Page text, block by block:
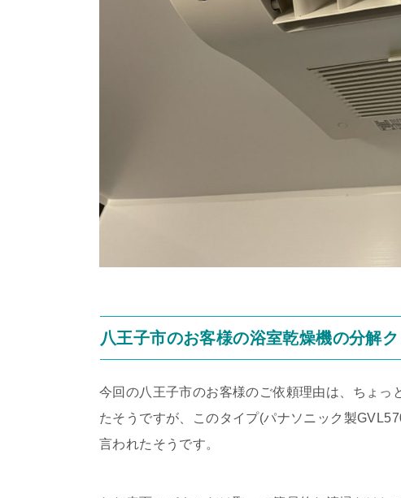
八王子市のお客様の浴室乾燥機の分解
今回の八王子市のお客様のご依頼理由は、ちょ
たそうですが、このタイプ(パナソニック製
言われたそうです。